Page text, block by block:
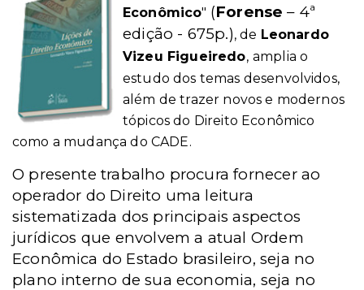
Econômico" (Forense – 4ª
edição - 675p.), de Leonardo
Vizeu Figueiredo, amplia o
estudo dos temas desenvolvidos,
além de trazer novos e modernos
tópicos do Direito Econômico
como a mudança do CADE.
O presente trabalho procura fornecer ao
operador do Direito uma leitura
sistematizada dos principais aspectos
jurídicos que envolvem a atual Ordem
Econômica do Estado brasileiro, seja no
plano interno de sua economia, seja no